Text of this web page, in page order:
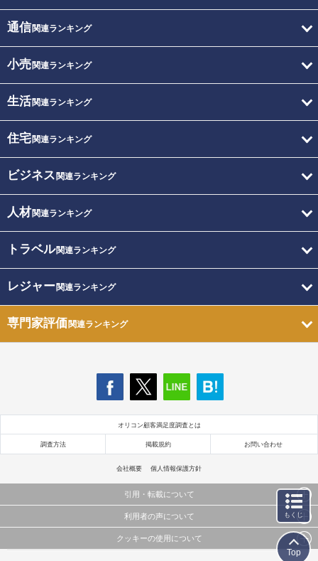
通信関連ランキング
小売関連ランキング
生活関連ランキング
住宅関連ランキング
ビジネス 関連ランキング
人材関連ランキング
トラベル関連ランキング
レジャー関連ランキング
専門家評価関連ランキング
オリコン顧客満足度調査とは
調査方法 掲載規約 お問い合わせ
会社概要 個人情報保護方針
引用・転載について
当サイトで公開されている情報（文字、写真、イラスト、画像データ等）及びこれらの配置・
これらの情報を権利者の許可なく無断転載・複製などの二次利用を行うことは固く禁じており
利用者の声について
当サイトに掲載している内容はすべてサービスの利用者が提出された見解・感想です。
クッキーの使用について
もくじ
Top